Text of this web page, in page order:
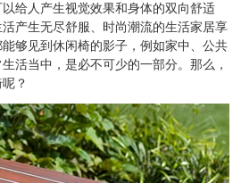
给人产生视觉效果和身体的双向舒适
产生无尽舒服、时尚潮流的生活家居享
够见到休闲椅的影子，例如家中、公共
活当中，是必不可少的一部分。那么，
？